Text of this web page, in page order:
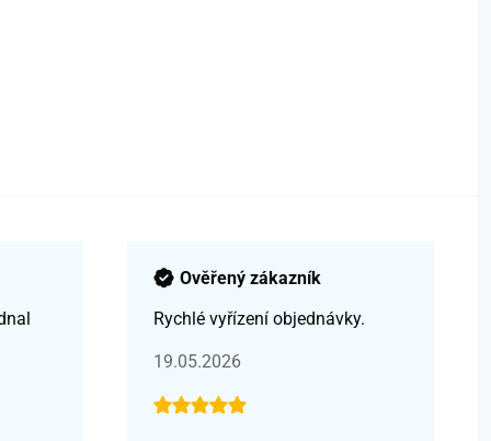
Ověřený zákazník
Rychlé vyřízení objednávky.
19.05.2026